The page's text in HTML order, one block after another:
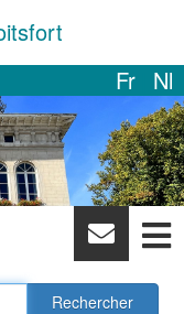
Fr Nl
News
letter